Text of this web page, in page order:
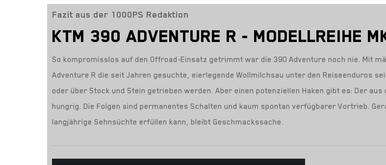
Fazit aus der 1000PS Redaktion
KTM 390 ADVENTURE R - MODELLREIHE
So kompromisslos auf den Offroad-Einsatz getrimmt war die 390 Adventure noch nie. Mit
Adventure R die seit Jahren gesuchte, eierlegende Wollmilchsau unter den Reiseenduros
oder über Stock und Stein getrieben werden. Aber einen potenziellen Haken gibt es: Der
hungrig. Die Folgen sind permanentes Schalten und kaum spontan verfügbarer Vortrieb.
langjährige Sehnsüchte erfüllen kann, bleibt Geschmackssache.